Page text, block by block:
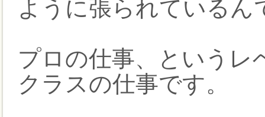
ように張られているん
プロの仕事、というレ
クラスの仕事です。